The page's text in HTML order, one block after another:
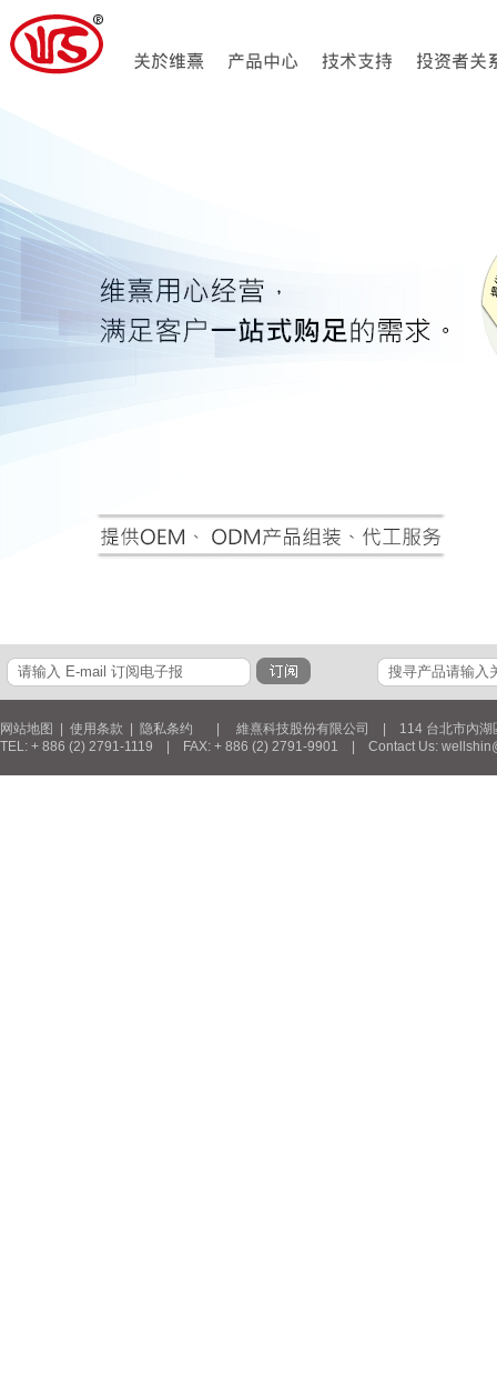
网站地图 使用条款 隐私条约 | 維熹科技股份有限公司 | 114 台北市內湖區
TEL: + 886 (2) 2791-1119 | FAX: + 886 (2) 2791-9901 | Contact Us: